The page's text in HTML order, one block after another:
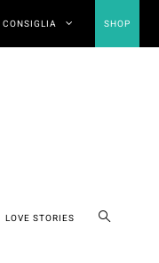
SHOP
LOVE STORIES